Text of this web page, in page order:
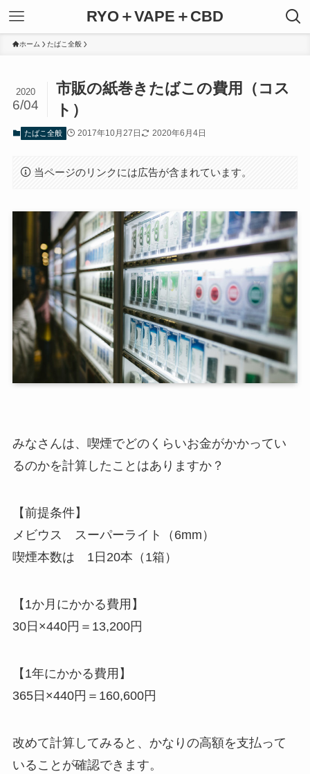
RYO＋VAPE＋CBD
ホーム たばこ全般
市販の紙巻きたばこの費用（コス
ト）
2020
6/04
たばこ全般 2017年10月27日 2020年6月4日
当ページのリンクには広告が含まれています。
みなさんは、喫煙でどのくらいお金がかかってい
るのかを計算したことはありますか？
【前提条件】
メビウス スーパーライト（6mm）
喫煙本数は 1日20本（1箱）
【1か月にかかる費用】
30日×440円＝ 13,200円
【1年にかかる費用】
365日×440円＝ 160,600円
改めて計算してみると、かなりの高額を支払って
いることが確認できます。